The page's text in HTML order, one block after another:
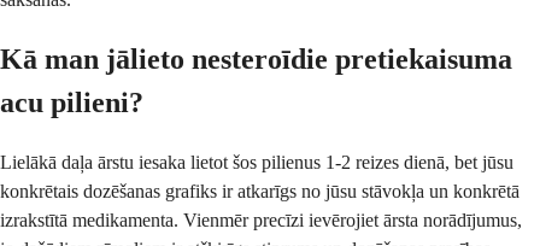
Kā man jālieto nesteroīdie pretiekaisuma
acu pilieni?
Lielākā daļa ārstu iesaka lietot šos pilienus 1-2 reizes dienā, bet jūsu
konkrētais dozēšanas grafiks ir atkarīgs no jūsu stāvokļa un konkrētā
izrakstītā medikamenta. Vienmēr precīzi ievērojiet ārsta norādījumus,